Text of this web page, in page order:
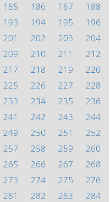
185 186 187
188
193 194 195
196
201 202 203
204
209 210 211
212
217 218 219
220
225 226 227
228
233 234 235
236
241 242 243
244
249 250 251
252
257 258 259
260
265 266 267
268
273 274 275
276
281 282 283
284